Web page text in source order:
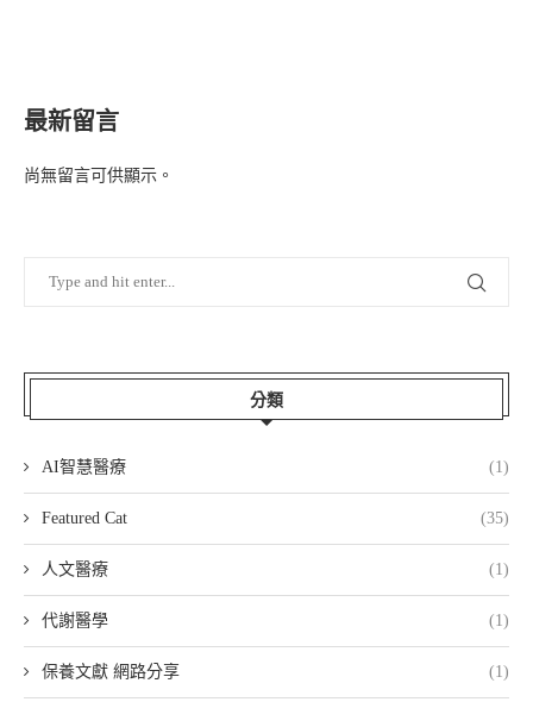
最新留言
尚無留言可供顯示。
分類
AI智慧醫療 (1)
Featured Cat (35)
人文醫療 (1)
代謝醫學 (1)
保養文獻 網路分享 (1)